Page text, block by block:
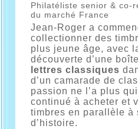
Philatéliste senior & co-
du marché France
Jean-Roger a
collectionner des
plus jeune âge, avec
découverte d’une
lettres classiques
d’un camarade de
passion ne l’a plus
continué à acheter et
timbres en parallèle à
d’histoire.